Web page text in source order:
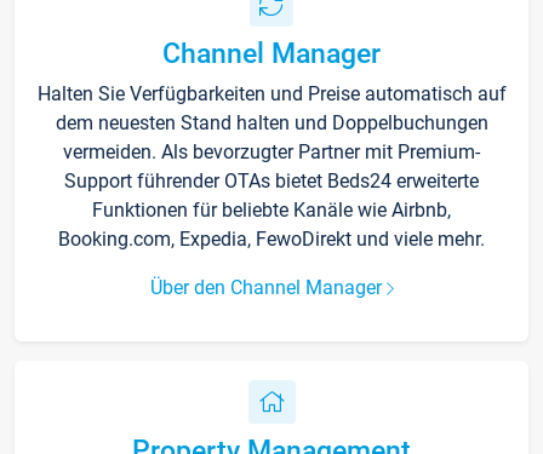
Channel Manager
Halten Sie Verfügbarkeiten und Preise automatisch auf
dem neuesten Stand halten und Doppelbuchungen
vermeiden. Als bevorzugter Partner mit Premium-
Support führender OTAs bietet Beds24 erweiterte
Funktionen für beliebte Kanäle wie Airbnb,
Booking.com, Expedia, FewoDirekt und viele mehr.
Über den Channel Manager